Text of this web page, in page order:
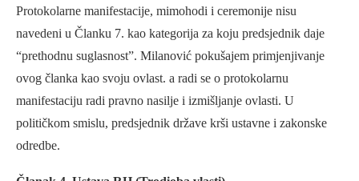
Protokolarne manifestacije, mimohodi i ceremonije nisu
navedeni u Članku 7. kao kategorija za koju predsjednik daje
“prethodnu suglasnost”. Milanović pokušajem primjenjivanje
ovog članka kao svoju ovlast. a radi se o protokolarnu
manifestaciju radi pravno nasilje i izmišljanje ovlasti. U
političkom smislu, predsjednik države krši ustavne i zakonske
odredbe.